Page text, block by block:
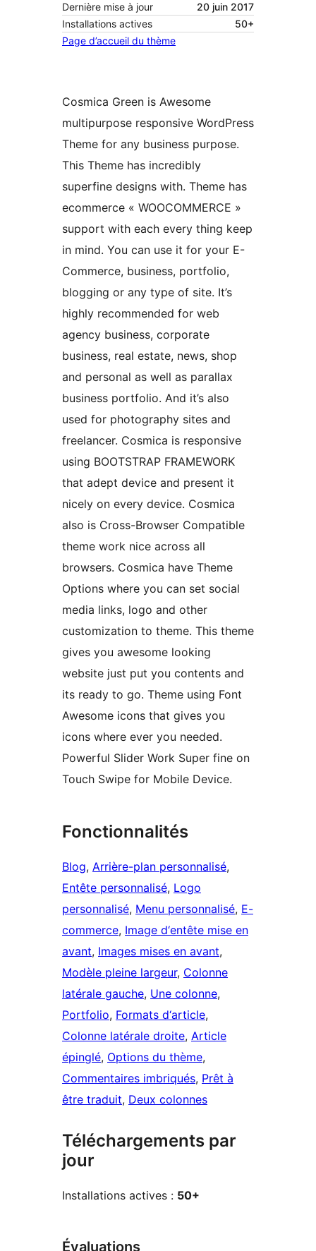
Dernière mise à jour
20 juin 2017
Installations actives
50+
Page d’accueil du thème
Cosmica Green is Awesome
multipurpose responsive WordPress
Theme for any business purpose.
This Theme has incredibly
superfine designs with. Theme has
ecommerce « WOOCOMMERCE »
support with each every thing keep
in mind. You can use it for your E-
Commerce, business, portfolio,
blogging or any type of site. It’s
highly recommended for web
agency business, corporate
business, real estate, news, shop
and personal as well as parallax
business portfolio. And it’s also
used for photography sites and
freelancer. Cosmica is responsive
using BOOTSTRAP FRAMEWORK
that adept device and present it
nicely on every device. Cosmica
also is Cross-Browser Compatible
theme work nice across all
browsers. Cosmica have Theme
Options where you can set social
media links, logo and other
customization to theme. This theme
gives you awesome looking
website just put you contents and
its ready to go. Theme using Font
Awesome icons that gives you
icons where ever you needed.
Powerful Slider Work Super fine on
Touch Swipe for Mobile Device.
Fonctionnalités
Blog, Arrière-plan personnalisé
Entête personnalisé, Logo
personnalisé, Menu personnalisé, E-
commerce, Image d‘entête mise en
avant, Images mises en avant
Modèle pleine largeur, Colonne
latérale gauche, Une colonne
Portfolio, Formats d‘article
Colonne latérale droite, Article
épinglé, Options du thème
Commentaires imbriqués, Prêt à
être traduit, Deux colonnes
Téléchargements par
jour
Installations actives : 50+
Évaluations